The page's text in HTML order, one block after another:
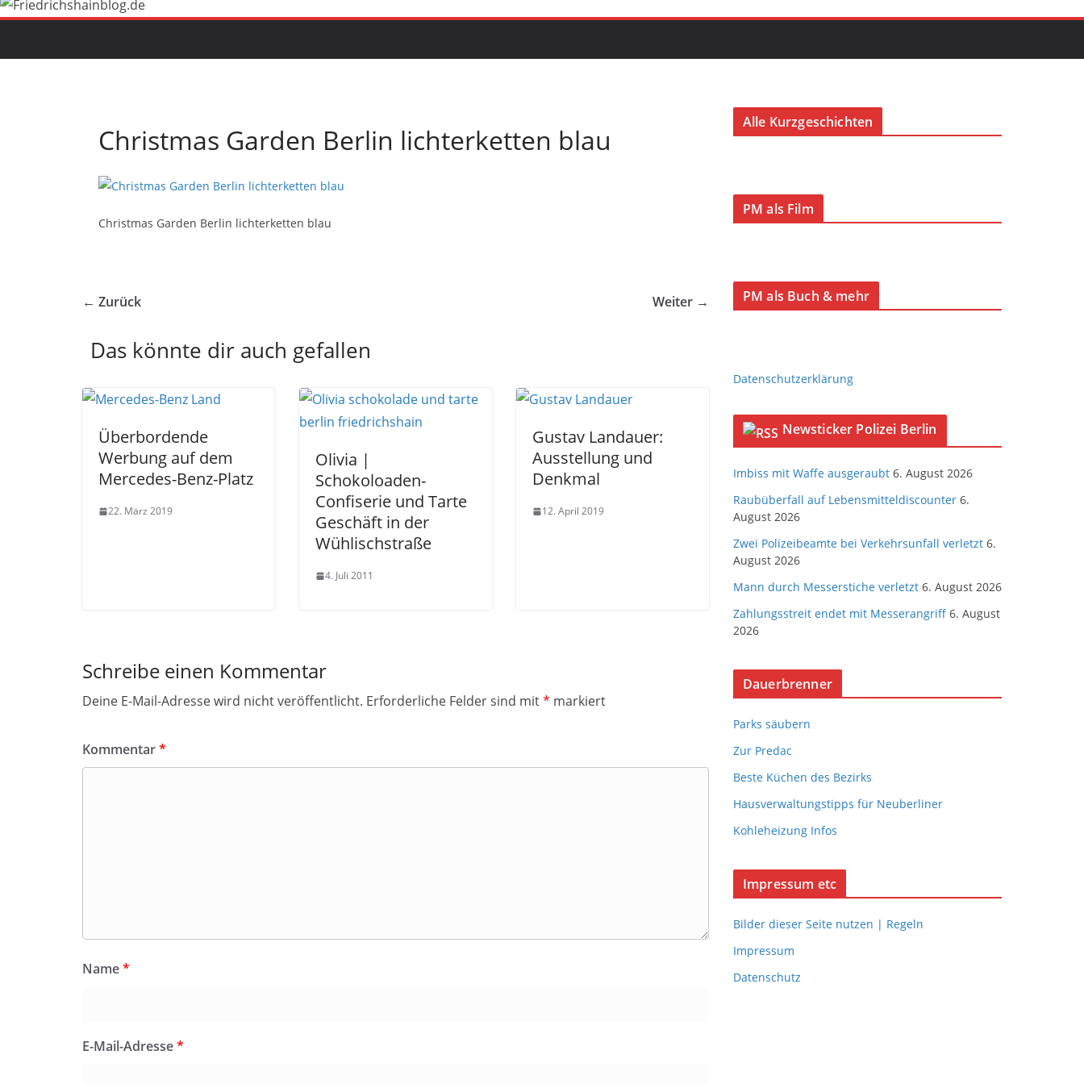
Christmas Garden Berlin lichterketten blau
Christmas Garden Berlin lichterketten blau
← Zurück Weiter →
Das könnte dir auch gefallen
Überbordende
Werbung auf dem
Mercedes-Benz-Platz
22. März 2019
Olivia |
Schokoloaden-
Confiserie und Tarte
Geschäft in der
Wühlischstraße
4. Juli 2011
Gustav Landauer:
Ausstellung und
Denkmal
12. April 2019
Schreibe einen Kommentar
Deine E-Mail-Adresse wird nicht veröffentlicht. Erforderliche Felder sind mit* markiert
Kommentar*
Name*
E-Mail-Adresse*
Alle Kurzgeschichten
PM als Film
PM als Buch & mehr
Datenschutzerklärung
Newsticker Polizei Berlin
Imbiss mit Waffe ausgeraubt 6. August 2026
Raubüberfall auf Lebensmitteldiscounter 6.
August 2026
Zwei Polizeibeamte bei Verkehrsunfall verletzt 6.
August 2026
Mann durch Messerstiche verletzt 6. August 2026
Zahlungsstreit endet mit Messerangriff 6. August
2026
Dauerbrenner
Parks säubern
Zur Predac
Beste Küchen des Bezirks
Hausverwaltungstipps für Neuberliner
Kohleheizung Infos
Impressum etc
Bilder dieser Seite nutzen | Regeln
Impressum
Datenschutz